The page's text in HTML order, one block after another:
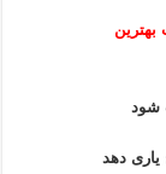
شود
دهد